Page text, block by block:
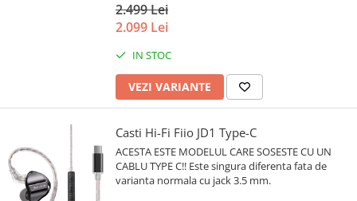
2.499 Lei
2.099 Lei
IN STOC
VEZI VARIANTE
Casti Hi-Fi Fiio JD1 Type-C
ACESTA ESTE MODELUL CARE SOSESTE CU UN
CABLU TYPE C!! Este singura diferenta fata de
varianta normala cu jack 3.5 mm.